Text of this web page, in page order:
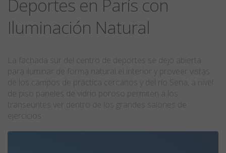
Deportes en París con
Iluminación Natural
La fachada sur del centro de deportes se dejó abierta
para iluminar de forma natural el interior y proveer vistas
de los campos de práctica cercanos y del río Sena, a nivel
de piso paneles de vidrio poroso permiten a los
transeúntes ver dentro de los grandes salones de
ejercicios.